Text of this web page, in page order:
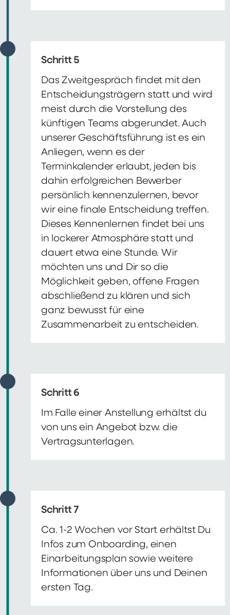
Schritt 5
Das Zweitgespräch findet mit den
Entscheidungsträgern statt und wird
meist durch die Vorstellung des
künftigen Teams abgerundet. Auch
unserer Geschäftsführung ist es ein
Anliegen, wenn es der
Terminkalender erlaubt, jeden bis
dahin erfolgreichen Bewerber
persönlich kennenzulernen, bevor
wir eine finale Entscheidung treffen.
Dieses Kennenlernen findet bei uns
in lockerer Atmosphäre statt und
dauert etwa eine Stunde. Wir
möchten uns und Dir so die
Möglichkeit geben, offene Fragen
abschließend zu klären und sich
ganz bewusst für eine
Zusammenarbeit zu entscheiden.
Schritt 6
Im Falle einer Anstellung erhältst du
von uns ein Angebot bzw. die
Vertragsunterlagen.
Schritt 7
Ca. 1-2 Wochen vor Start erhältst Du
Infos zum Onboarding, einen
Einarbeitungsplan sowie weitere
Informationen über uns und Deinen
ersten Tag.